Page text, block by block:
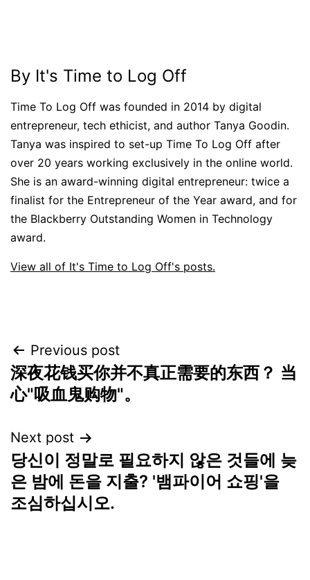
By It's Time to Log Off
Time To Log Off was founded in 2014 by digital
entrepreneur, tech ethicist, and author Tanya Goodin.
Tanya was inspired to set-up Time To Log Off after
over 20 years working exclusively in the online world.
She is an award-winning digital entrepreneur: twice a
finalist for the Entrepreneur of the Year award, and for
the Blackberry Outstanding Women in Technology
award.
View all of It's Time to Log Off's posts.
Post
navigation
Previous post
深夜花钱买你并不真正需要的东西？ 当
心"吸血鬼购物"。
Next post
당신이 정말로 필요하지 않은 것들에 늦
은 밤에 돈을 지출? '뱀파이어 쇼핑'을
조심하십시오.